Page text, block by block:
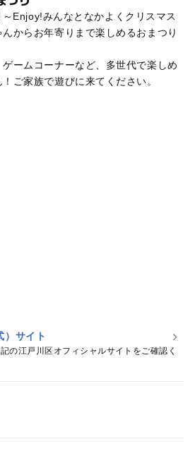
～Enjoy!みんなとなかよくクリスマス
からお年寄りまで楽しめるおまつり
ームコーナーなど、多世代で楽しめ
ご家族で遊びに来てください。
）サイト
の江戸川区オフィシャルサイトをご確認く